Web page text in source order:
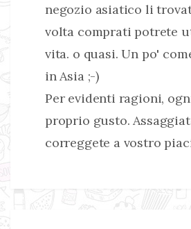
negozio asiatico li
volta comprati potrete
vita. o quasi. Un po'
in Asia ;-)
Per evidenti ragioni,
proprio gusto.
correggete a vostro